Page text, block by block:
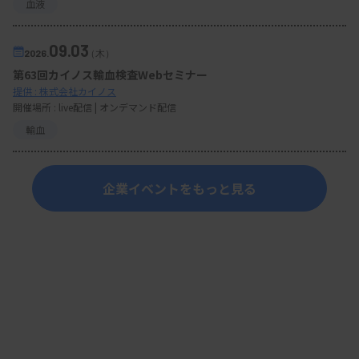
血液
2026. 09.03（木）
第63回カイノス輸血検査Webセミナー
提供 : 株式会社カイノス
開催場所 : live配信 | オンデマンド配信
輸血
企業イベントをもっと見る